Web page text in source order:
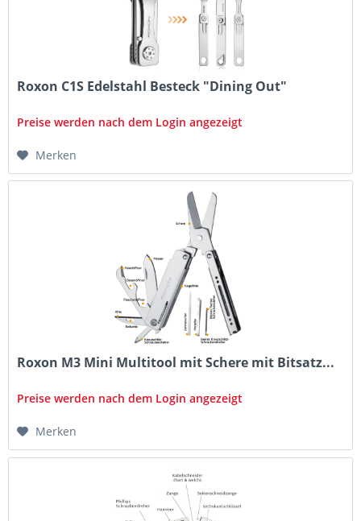
Roxon C1S Edelstahl Besteck "Dining Out"
Preise werden nach dem Login angezeigt
Merken
Roxon M3 Mini Multitool mit Schere mit Bitsatz...
Preise werden nach dem Login angezeigt
Merken